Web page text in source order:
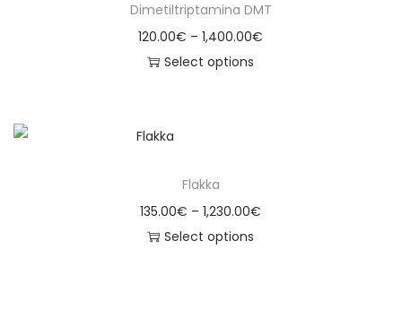
Dimetiltriptamina DMT
120.00€ – 1,400.00€
Select options
Flakka
135.00€ – 1,230.00€
Select options